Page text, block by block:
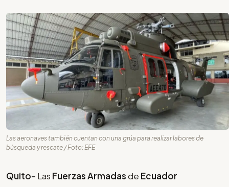
Las aeronaves también cuentan con una grúa para realizar labores de
búsqueda y rescate / Foto: EFE
Quito- Las Fuerzas Armadasde Ecuador